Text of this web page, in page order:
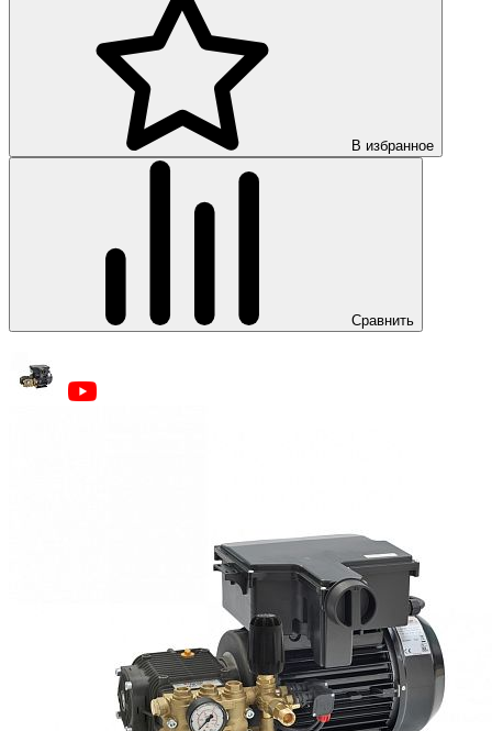
В избранное
Сравнить